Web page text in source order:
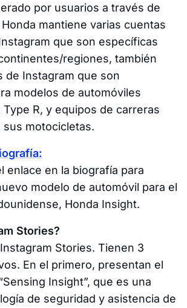
por usuarios a través de
mantiene varias cuentas
que son específicas
regiones, también
de Instagram que son
modelos de automóviles
R, y equipos de carreras
motocicletas.
enlace en la biografía para
modelo de automóvil para el
Honda Insight.
Stories?
Stories. Tienen 3
En el primero, presentan el
Insight”, que es una
de seguridad y asistencia de